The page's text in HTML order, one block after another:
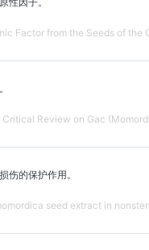
Factor from the Seeds of the
Review on Gac
伤的保护作用。
seed extract in